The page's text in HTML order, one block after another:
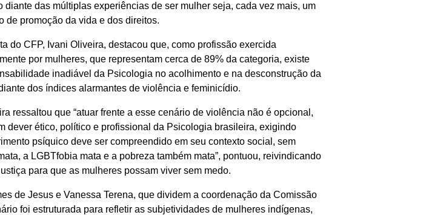
diante das múltiplas experiências de ser mulher seja, cada vez mais, um
de promoção da vida e dos direitos.
do CFP, Ivani Oliveira, destacou que, como profissão exercida
por mulheres, que representam cerca de 89% da categoria, existe
inadiável da Psicologia no acolhimento e na desconstrução da
dos índices alarmantes de violência e feminicídio.
ressaltou que “atuar frente a esse cenário de violência não é opcional,
dever ético, político e profissional da Psicologia brasileira, exigindo
psíquico deve ser compreendido em seu contexto social, sem
a LGBTfobia mata e a pobreza também mata”, pontuou, reivindicando
para que as mulheres possam viver sem medo.
de Jesus e Vanessa Terena, que dividem a coordenação da Comissão
foi estruturada para refletir as subjetividades de mulheres indígenas,